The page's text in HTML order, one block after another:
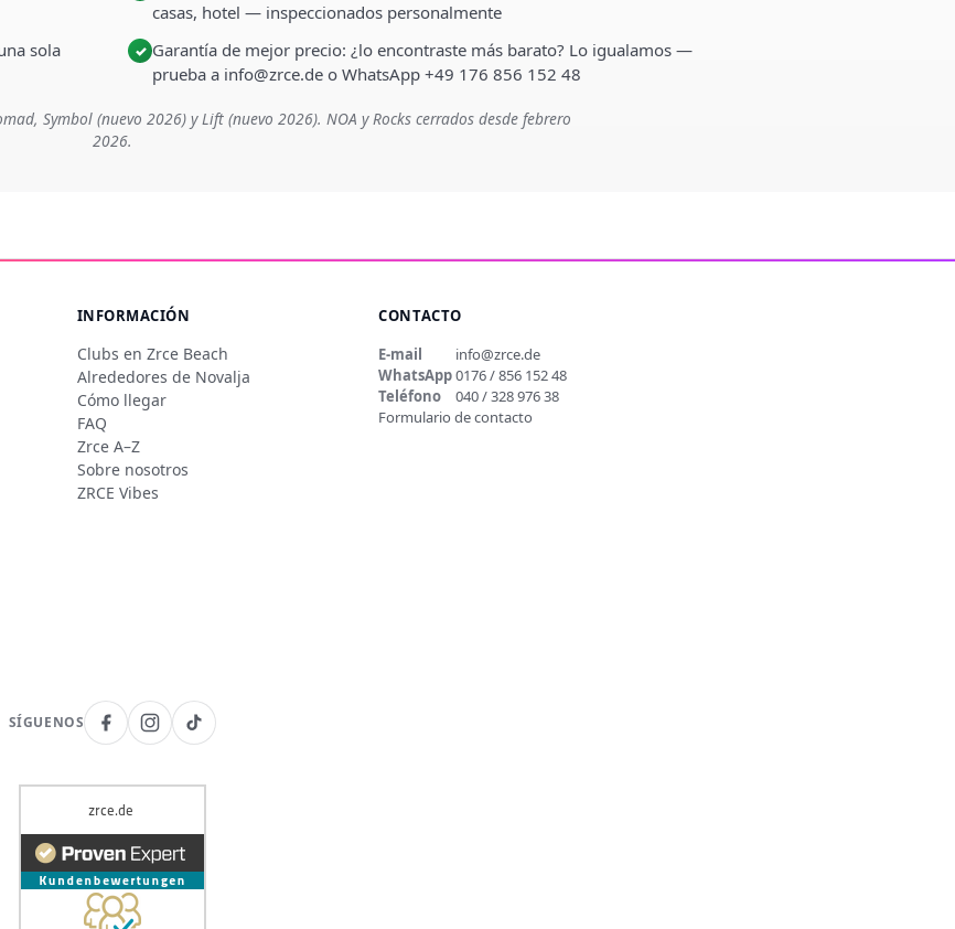
casas, hotel — inspeccionados personalmente
sola
✓ Garantía de mejor precio: ¿lo encontraste más barato? Lo igualamos —
prueba a info@zrce.de o WhatsApp +49 176 856 152 48
Symbol (nuevo 2026) y Lift (nuevo 2026). NOA y Rocks cerrados desde febrero
2026.
INFORMACIÓN
Clubs en Zrce Beach
Alrededores de Novalja
Cómo llegar
FAQ
Zrce A–Z
Sobre nosotros
ZRCE Vibes
CONTACTO
E-mail
info@zrce.de
WhatsApp0176 / 856 152 48
Teléfono
040 / 328 976 38
Formulario de contacto
SÍGUENOS